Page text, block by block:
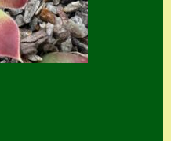
Shop
Suche